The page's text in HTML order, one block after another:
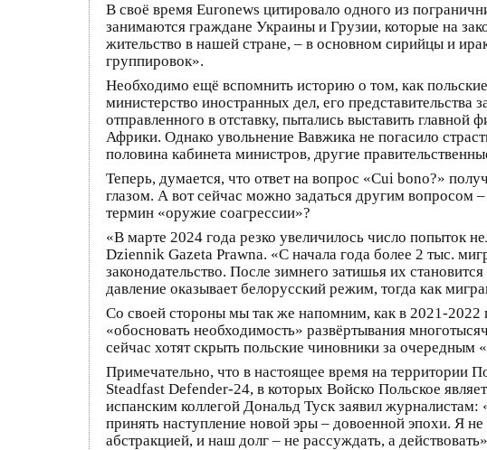
В своё время Euronews цитировало одного из
занимаются граждане Украины и Грузии, которые на
жительство в нашей стране, – в основном сирийцы и
группировок».
Необходимо ещё вспомнить историю о том, как
министерство иностранных дел, его
отправленного в отставку, пытались выставить
Африки. Однако увольнение Вавжика не погасило
половина кабинета министров, другие
Теперь, думается, что ответ на вопрос «Cui bono?»
глазом. А вот сейчас можно задаться другим вопросом
термин «оружие соагрессии»?
«В марте 2024 года резко увеличилось число попыток
Dziennik Gazeta Prawna. «С начала года более 2 тыс.
законодательство. После зимнего затишья их
давление оказывает белорусский режим, тогда как
Со своей стороны мы так же напомним, как в 2021-2022
«обосновать необходимость» развёртывания
сейчас хотят скрыть польские чиновники за очередным
Примечательно, что в настоящее время на территории
Steadfast Defender-24, в которых Войско Польское
испанским коллегой Дональд Туск заявил
принять наступление новой эры – довоенной эпохи. Я
абстракцией, и наш долг – не рассуждать, а